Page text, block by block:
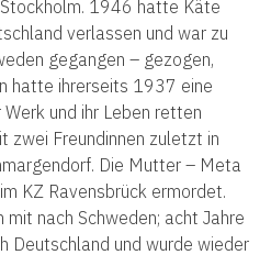
1946 hatte Käte
verlassen und war zu
gegangen – gezogen,
hatte ihrerseits 1937 eine
und ihr Leben retten
zwei Freundinnen zuletzt in
Die Mutter – Meta
KZ Ravensbrück ermordet.
nach Schweden; acht Jahre
Deutschland und wurde wieder